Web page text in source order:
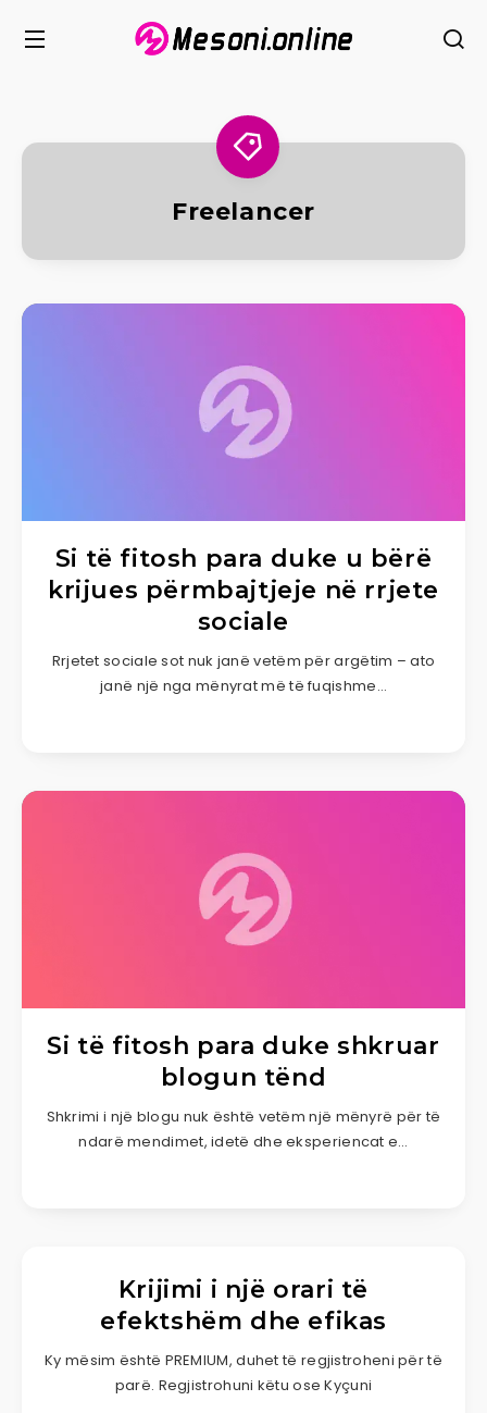
Freelancer
Si të fitosh para duke u bërë
krijues përmbajtjeje në rrjete
sociale
Rrjetet sociale sot nuk janë vetëm për argëtim – ato
janë një nga mënyrat më të fuqishme…
Si të fitosh para duke shkruar
blogun tënd
Shkrimi i një blogu nuk është vetëm një mënyrë për të
ndarë mendimet, idetë dhe eksperiencat e…
Krijimi i një orari të
efektshëm dhe efikas
Ky mësim është PREMIUM, duhet të regjistroheni për të
parë. Regjistrohuni këtu ose Kyçuni